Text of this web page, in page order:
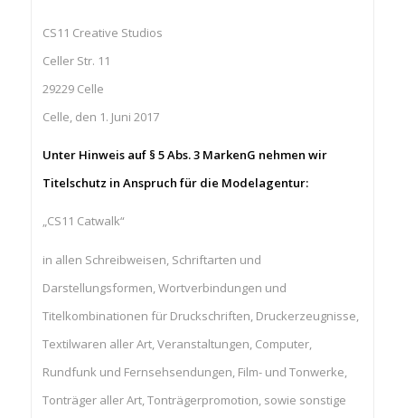
CS11 Creative Studios
Celler Str. 11
29229 Celle
Celle, den 1. Juni 2017
Unter Hinweis auf § 5 Abs. 3 MarkenG nehmen wir
Titelschutz in Anspruch für die Modelagentur:
„CS11 Catwalk“
in allen Schreibweisen, Schriftarten und
Darstellungsformen, Wortverbindungen und
Titelkombinationen für Druckschriften, Druckerzeugnisse,
Textilwaren aller Art, Veranstaltungen, Computer,
Rundfunk und Fernsehsendungen, Film- und Tonwerke,
Tonträger aller Art, Tonträgerpromotion, sowie sonstige